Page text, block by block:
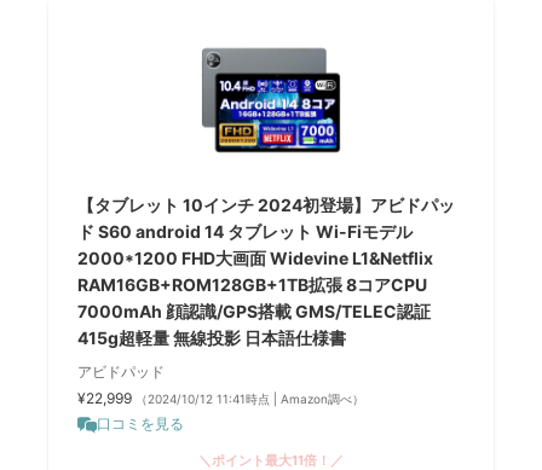
【タブレット 10インチ 2024初登場】アビドパッ
ド S60 android 14 タブレット Wi-Fiモデル
2000*1200 FHD大画面 Widevine L1&Netflix
RAM16GB+ROM128GB+1TB拡張 8コアCPU
7000mAh 顔認識/GPS搭載 GMS/TELEC認証
415g超軽量 無線投影 日本語仕様書
アビドパッド
¥22,999
（2024/10/12 11:41時点 | Amazon調べ）
口コミを見る
＼ポイント最大11倍！／